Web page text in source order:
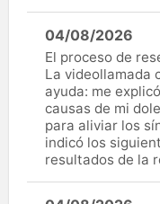
04/08/2026
El proceso de
La videollamada
ayuda: me
causas de mi
para aliviar los
indicó los
resultados de la